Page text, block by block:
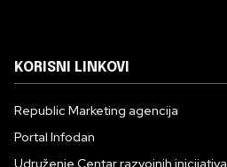
KORISNI LINKOVI
Republic Marketing agencija
Portal Infodan
Udruženje Centar razvojnih inicijativa